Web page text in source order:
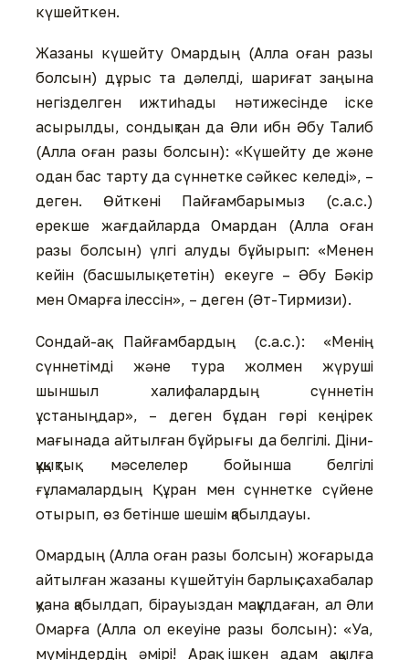
күшейткен.
Жазаны күшейту Омардың (Алла оған разы
болсын) дұрыс та дәлелді, шариғат заңына
негізделген ижтиһады нәтижесінде іске
асырылды, сондықтан да Әли ибн Әбу Талиб
(Алла оған разы болсын): «Күшейту де және
одан бас тарту да сүннетке сәйкес келеді», –
деген. Өйткені Пайғамбарымыз (с.а.с.)
ерекше жағдайларда Омардан (Алла оған
разы болсын) үлгі алуды бұйырып: «Менен
кейін (басшылық ететін) екеуге – Әбу Бәкір
мен Омарға ілессін», – деген (Әт-Тирмизи).
Сондай-ақ Пайғамбардың (с.а.с.): «Менің
сүннетімді және тура жолмен жүруші
шыншыл халифалардың сүннетін
ұстаныңдар», – деген бұдан гөрі кеңірек
мағынада айтылған бұйрығы да белгілі. Діни-
құқықтық мәселелер бойынша белгілі
ғұламалардың Құран мен сүннетке сүйене
отырып, өз бетінше шешім қабылдауы.
Омардың (Алла оған разы болсын) жоғарыда
айтылған жазаны күшейтуін барлық сахабалар
қуана қабылдап, бірауыздан мақұлдаған, ал Әли
Омарға (Алла ол екеуіне разы болсын): «Уа,
мүміндердің әмірі! Арақ ішкен адам ақылға